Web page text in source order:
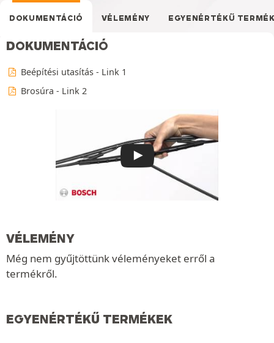
DOKUMENTÁCIÓ VÉLEMÉNY EGYENÉRTÉKŰ
DOKUMENTÁCIÓ
Beépítési utasítás - Link 1
Brosúra - Link 2
VÉLEMÉNY
Még nem gyűjtöttünk véleményeket erről a
termékről.
EGYENÉRTÉKŰ TERMÉKEK